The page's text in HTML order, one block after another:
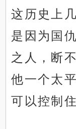
这历史上
是因为国
之人，断
他一个太
可以控制